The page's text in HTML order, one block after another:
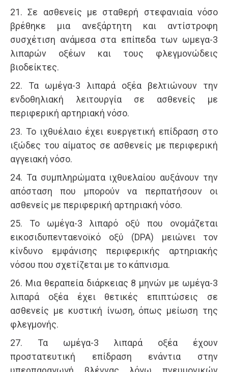
21. Σε ασθενείς με σταθερή στεφανιαία νόσο
βρέθηκε μια ανεξάρτητη και αντίστροφη
συσχέτιση ανάμεσα στα επίπεδα των ωμεγα-3
λιπαρών οξέων και τους φλεγμονώδεις
βιοδείκτες.
22. Τα ωμέγα-3 λιπαρά οξέα βελτιώνουν την
ενδοθηλιακή λειτουργία σε ασθενείς με
περιφερική αρτηριακή νόσο.
23. Το ιχθυέλαιο έχει ευεργετική επίδραση στο
ιξώδες του αίματος σε ασθενείς με περιφερική
αγγειακή νόσο.
24. Τα συμπληρώματα ιχθυελαίου αυξάνουν την
απόσταση που μπορούν να περπατήσουν οι
ασθενείς με περιφερική αρτηριακή νόσο.
25. Το ωμέγα-3 λιπαρό οξύ που ονομάζεται
εικοσιδυπενταενοϊκό οξύ (DPA) μειώνει τον
κίνδυνο εμφάνισης περιφερικής αρτηριακής
νόσου που σχετίζεται με το κάπνισμα.
26. Μια θεραπεία διάρκειας 8 μηνών με ωμέγα-3
λιπαρά οξέα έχει θετικές επιπτώσεις σε
ασθενείς με κυστική ίνωση, όπως μείωση της
φλεγμονής.
27. Τα ωμέγα-3 λιπαρά οξέα έχουν
προστατευτική επίδραση ενάντια στην